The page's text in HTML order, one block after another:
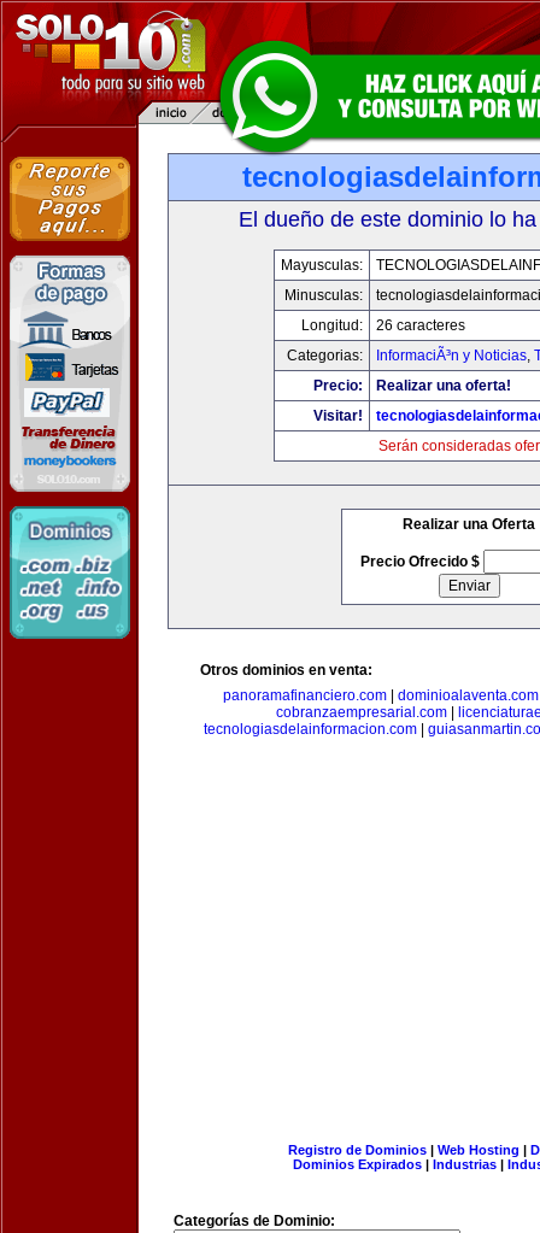
El dueño de este dominio lo
Mayusculas:
Minusculas:
Longitud:
26 caracteres
Categorias:
InformaciÃ³n y Noticias,
Precio:
Realizar una oferta!
Visitar!
Serán consideradas
Realizar una Oferta
Precio Ofrecido $
Otros dominios en venta:
panoramafinanciero.com
dominioalaventa.com
cobranzaempresarial.com
tecnologiasdelainformacion.com|
Registro de Dominios| Web Hosting |
Dominios Expirados | Industrias |
Categorías de Dominio: